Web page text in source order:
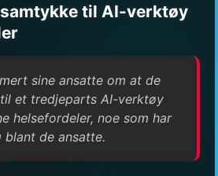
til AI-verktøy
sine ansatte om at de
et tredjeparts AI-verktøy
helsefordeler, noe som har
de ansatte.